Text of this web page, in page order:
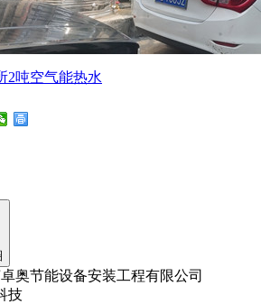
2吨空气能热水
奥节能设备安装工程有限公司
技